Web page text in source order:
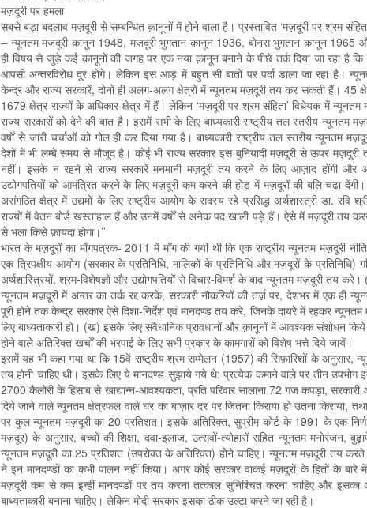
मज़दूरी पर हमला
सबसे बड़ा बदलाव मज़दूरी से सम्बन्धित क़ानूनों में होने वाला है। प्रस्तावित ‘मज़दूरी पर श्रम
– न्यूनतम मज़दूरी क़ानून 1948, मज़दूरी भुगतान क़ानून 1936, बोनस भुगतान क़ानून
ही विषय से जुड़े कई क़ानूनों की जगह पर एक नया क़ानून बनाने के पीछे तर्क दिया जा रहा है
आपसी अन्तरविरोध दूर होंगे। लेकिन इस आड़ में बहुत सी बातों पर पर्दा डाला जा रहा है।
केन्द्र और राज्य सरकारें, दोनों ही अलग-अलग क्षेत्रों में न्यूनतम मज़दूरी तय कर सकती हैं। 45
1679 क्षेत्र राज्यों के अधिकार-क्षेत्र में हैं। लेकिन ‘मज़दूरी पर श्रम संहिता’ विधेयक में
राज्य सरकारों को देने की बात है। इसमें सभी के लिए बाध्यकारी राष्ट्रीय तल स्तरीय
वर्षों से जारी चर्चाओं को गोल ही कर दिया गया है। बाध्यकारी राष्ट्रीय तल स्तरीय न्यूनतम
देशों में भी लम्बे समय से मौजूद है। कोई भी राज्य सरकार इस बुनियादी मज़दूरी से ऊपर
नहीं। इसके न रहने से राज्य सरकारें मनमानी मज़दूरी तय करने के लिए आज़ाद होंगी और
उद्योगपतियों को आमंत्रित करने के लिए मज़दूरी कम करने की होड़ में मज़दूरों की बलि चढ़ा
असंगठित क्षेत्र में उद्यमों के लिए राष्ट्रीय आयोग के सदस्य रहे प्रसिद्ध अर्थशास्त्री डा. रवि
राज्यों में वेतन बोर्ड खस्ताहाल हैं और उनमें वर्षों से अनेक पद खाली पड़े हैं। ऐसे में मज़दूरी तय
से भला किसे फ़ायदा होगा।’’
भारत के मज़दूरों का माँगपत्रक- 2011 में माँग की गयी थी कि एक राष्ट्रीय न्यूनतम मज़दूरी
एक त्रिपक्षीय आयोग (सरकार के प्रतिनिधि, मालिकों के प्रतिनिधि और मज़दूरों के
अर्थशास्त्रियों, श्रम-विशेषज्ञों और उद्योगपतियों से विचार-विमर्श के बाद न्यूनतम मज़दूरी तय
न्यूनतम मज़दूरी में अन्तर का तर्क रद्द करके, सरकारी नौकरियों की तर्ज़ पर, देशभर में एक ही
पूरी होने तक केन्द्र सरकार ऐसे दिशा-निर्देश एवं मानदण्ड तय करे, जिनके दायरे में रहकर
लिए बाध्यताकारी हो। (ख) इसके लिए संवैधानिक प्रावधानों और क़ानूनों में आवश्यक संशोधन किये
होने वाले अतिरिक्त खर्चों की भरपाई के लिए सभी प्रकार के कामगारों को विशेष भत्ते दिये जायें।
इसमें यह भी कहा गया था कि 15वें राष्ट्रीय श्रम सम्मेलन (1957) की सिफ़ारिशों के अनुसार,
तय होनी चाहिए थी। इसके लिए ये मानदण्ड सुझाये गये थे: प्रत्येक कमाने वाले पर तीन उपभोग
2700 कैलोरी के हिसाब से खाद्यान्न-आवश्यकता, प्रति परिवार सालाना 72 गज कपड़ा,
दिये जाने वाले न्यूनतम क्षेत्रफल वाले घर का बाज़ार दर पर जितना किराया हो उतना किराया,
पर कुल न्यूनतम मज़दूरी का 20 प्रतिशत। इसके अतिरिक्त, सुप्रीम कोर्ट के 1991 के एक
मज़दूर) के अनुसार, बच्चों की शिक्षा, दवा-इलाज, उत्सवों-त्योहारों सहित न्यूनतम मनोरंजन,
न्यूनतम मज़दूरी का 25 प्रतिशत (उपरोक्त के अतिरिक्त) होने चाहिए। न्यूनतम मज़दूरी तय
ने इन मानदण्डों का कभी पालन नहीं किया। अगर कोई सरकार वाकई मज़दूरों के हितों के
मज़दूरी कम से कम इन्हीं मानदण्डों पर तय करना तत्काल सुनिश्चित करना चाहिए और इसका
बाध्यताकारी बनाना चाहिए। लेकिन मोदी सरकार इसका ठीक उल्टा करने जा रही है।